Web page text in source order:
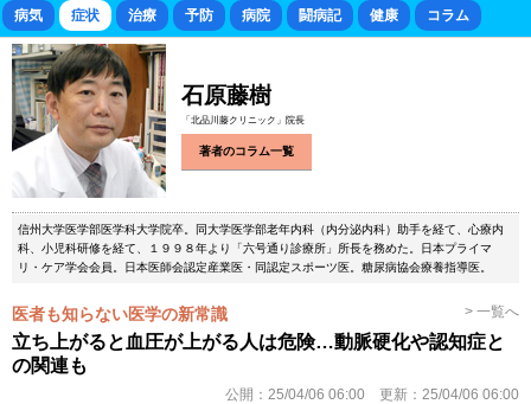
ボートレース 競輪 オートレース
病気 症状 治療 予防 病院 闘病記 健康 コラム
石原藤樹
「北品川藤クリニック」院長
著者のコラム一覧
信州大学医学部医学科大学院卒。同大学医学部老年内科（内分泌内科）助手を経て、心療内
科、小児科研修を経て、１９９８年より「六号通り診療所」所長を務めた。日本プライマ
リ・ケア学会会員。日本医師会認定産業医・同認定スポーツ医。糖尿病協会療養指導医。
医者も知らない医学の新常識 > 一覧へ
立ち上がると血圧が上がる人は危険…動脈硬化や認知症と
の関連も
公開： 25/04/06 06:00 更新： 25/04/06 06:00